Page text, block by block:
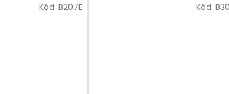
Kód: B207E Kód: